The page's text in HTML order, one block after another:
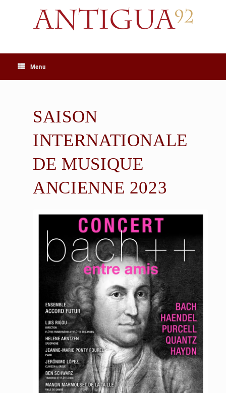
Menu
SAISON
INTERNATIONALE
DE MUSIQUE
ANCIENNE 2023